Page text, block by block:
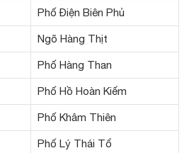
Phố Điện Biên Phủ
Ngõ Hàng Thịt
Phố Hàng Than
Phố Hồ Hoàn Kiếm
Phố Khâm Thiên
Phố Lý Thái Tổ